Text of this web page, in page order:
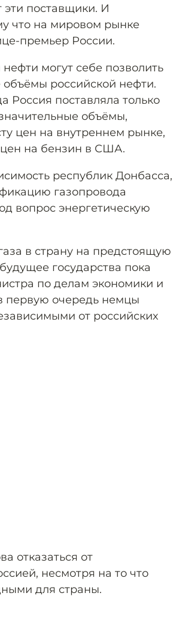
эти поставщики. И
что на мировом рынке
премьер России.
могут себе позволить
российской нефти.
поставляла только
объёмы,
цен на внутреннем рынке,
на бензин в США.
республик Донбасса,
газопровода
вопрос энергетическую
в страну на предстоящую
государства пока
по делам экономики и
первую очередь немцы
от российских
отказаться от
несмотря на то что
для страны.